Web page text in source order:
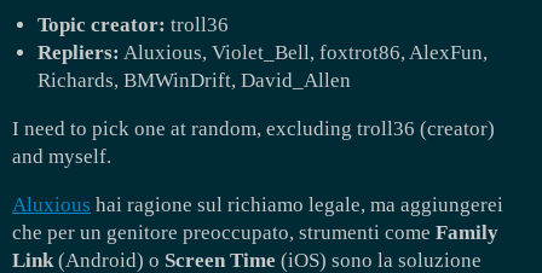
Topic creator: troll36
Repliers: Aluxious, Violet_Bell, foxtrot86, AlexFun,
Richards, BMWinDrift, David_Allen
I need to pick one at random, excluding troll36 (creator)
and myself.
Aluxious hai ragione sul richiamo legale, ma aggiungerei
che per un genitore preoccupato, strumenti come Family
Link (Android) o Screen Time (iOS) sono la soluzione